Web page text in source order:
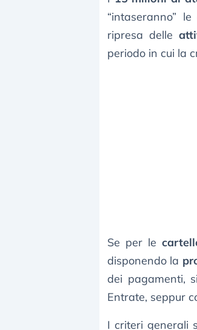
“intaseranno”
ripresa delle
periodo in cui la
Se per le
disponendo la
dei pagamenti,
Entrate, seppur
I criteri generali